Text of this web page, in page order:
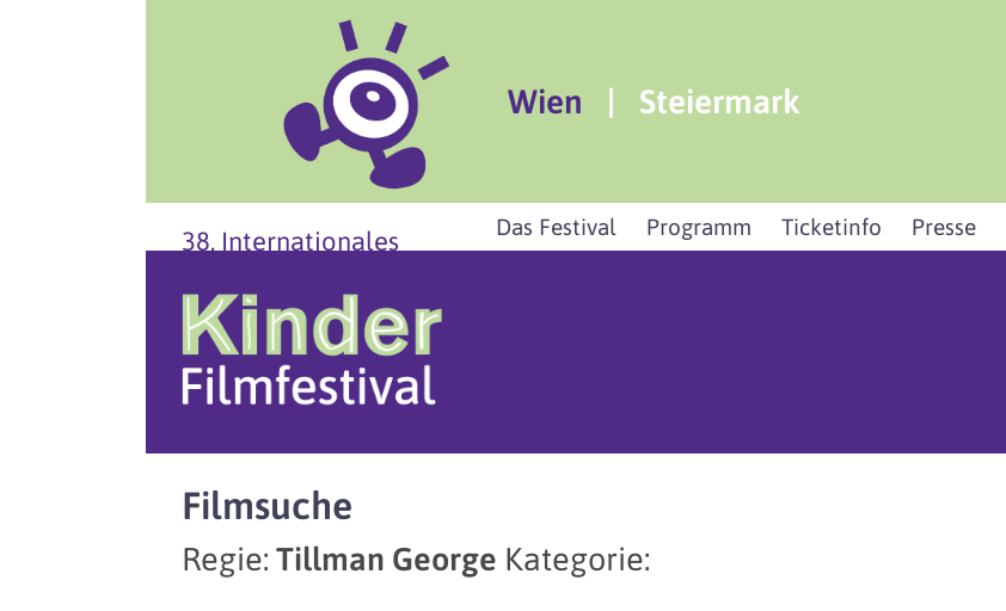
Wien | Steiermark
38. Internationales Das Festival Programm Ticketinfo Presse
Filmsuche
Regie: Tillman George Kategorie: